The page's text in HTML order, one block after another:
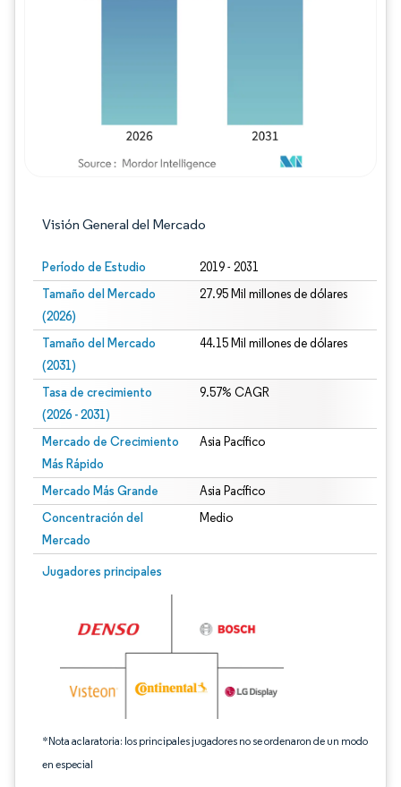
Visión General del Mercado
Período de Estudio 2019 - 2031
Tamaño del Mercado
(2026)
27.95 Mil millones de dólares
Tamaño del Mercado
(2031)
44.15 Mil millones de dólares
Tasa de crecimiento
(2026 - 2031)
9.57% CAGR
Mercado de Crecimiento
Más Rápido
Asia Pacífico
Mercado Más Grande Asia Pacífico
Concentración del
Mercado
Medio
Jugadores principales
*Nota aclaratoria: los principales jugadores no se ordenaron de un modo
en especial
Imagen © Mordor Intelligence. El uso requiere atribución según CC BY 4.0.